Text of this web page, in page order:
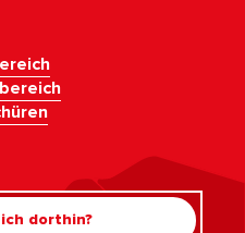
dorthin?